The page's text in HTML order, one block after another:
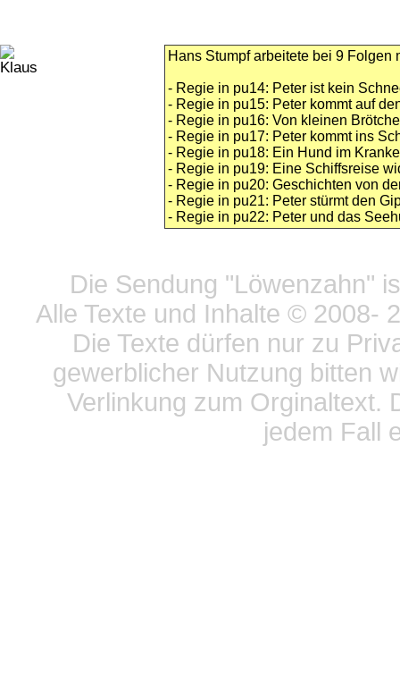
Hans Stumpf arbeitete bei 9 Folgen
- Regie in pu14: Peter ist kein
- Regie in pu15: Peter kommt auf
- Regie in pu16: Von kleinen
- Regie in pu17: Peter kommt ins
- Regie in pu18: Ein Hund im
- Regie in pu19: Eine Schiffsreise
- Regie in pu20: Geschichten von
- Regie in pu21: Peter stürmt den
- Regie in pu22: Peter und das
Die Sendung "Löwenzahn"
Alle Texte und Inhalte © 2008-
Die Texte dürfen nur zu
gewerblicher Nutzung bitten
Verlinkung zum Orginaltext.
jedem Fall